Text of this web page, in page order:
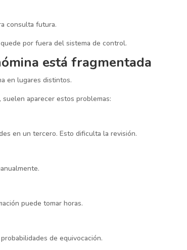
consulta futura.
por fuera del sistema de control.
está fragmentada
en lugares distintos.
suelen aparecer estos problemas:
en un tercero. Esto dificulta la revisión.
puede tomar horas.
de equivocación.